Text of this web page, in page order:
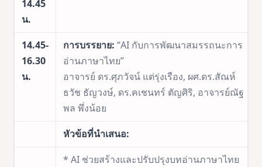
14.45
น.
14.45-
16.30
น.
การบรรยาย: “AI กับการพัฒนาสมรรถนะการ
อ่านภาษาไทย”
อาจารย์ ดร.ศุภวัจน์ แต่รุ่งเรือง, ผศ.ดร.สัณห์
ธวัช ธัญวงษ์, ดร.คเชนทร์ ตัญศิริ, อาจารย์ณัฐ
พล พึ่งน้อย
หัวข้อที่นำเสนอ:
* AI ช่วยสร้างและปรับปรุงบทอ่านภาษาไทย